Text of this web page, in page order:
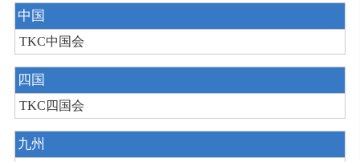
中国
TKC中国会
四国
TKC四国会
九州